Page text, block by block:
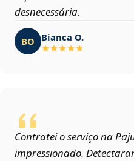
desnecessária.
BO Bianca O.
Contratei o serviço na
impressionado.